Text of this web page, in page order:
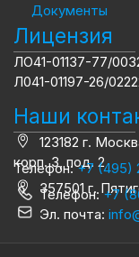
Документы
Лицензия
ЛО41-01137-77/
Л041-01197-26/
Наши
123182 г.
корп. 3, под. 2
Телефон:+7 (495)
357501 г.
Телефон:+7
Эл. почта: